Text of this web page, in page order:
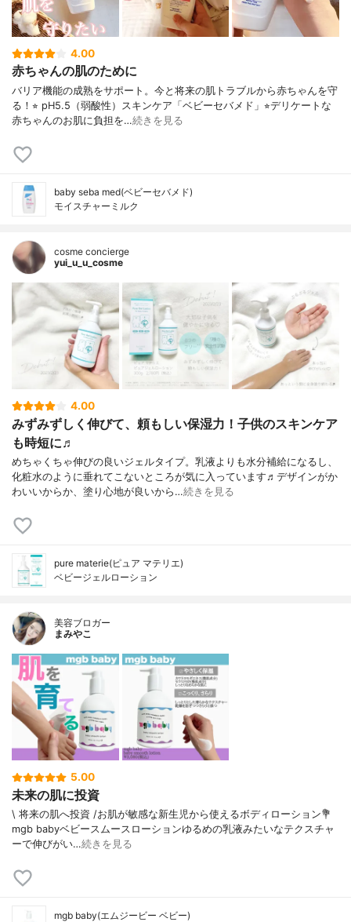
4.00
赤ちゃんの肌のために
バリア機能の成熟をサポート。今と将来の肌トラブルから赤ちゃんを守
る！⭐︎ pH5.5（弱酸性）スキンケア「ベビーセバメド」⭐︎デリケートな
赤ちゃんのお肌に負担を…続きを見る
baby seba med(ベビーセバメド)
モイスチャーミルク
cosme concierge
yui_u_u_cosme
4.00
みずみずしく伸びて、頼もしい保湿力！子供のスキンケア
も時短に♬
めちゃくちゃ伸びの良いジェルタイプ。乳液よりも水分補給になるし、
化粧水のように垂れてこないところが気に入っています♬デザインがか
わいいからか、塗り心地が良いから…続きを見る
pure materie(ピュア マテリエ)
ベビージェルローション
美容ブロガー
まみやこ
5.00
未来の肌に投資
\ 将来の肌へ投資 /⁡お肌が敏感な新生児から使えるボディローション⁡⁡💐
mgb babyベビースムースローション⁡⁡ゆるめの乳液みたいなテクスチャ
ーで伸びがい…続きを見る
mgb baby(エムジービー ベビー)